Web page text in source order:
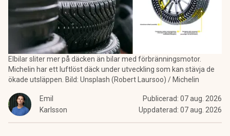
Elbilar sliter mer på däcken än bilar med förbränningsmotor.
Michelin har ett luftlöst däck under utveckling som kan stävja de
ökade utsläppen. Bild: Unsplash (Robert Laursoo) / Michelin
Emil
Karlsson
Publicerad: 07 aug. 2026
Uppdaterad: 07 aug. 2026